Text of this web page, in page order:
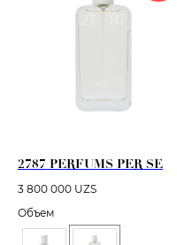
2787 PERFUMS PER SE
3 800 000 UZS
Объем